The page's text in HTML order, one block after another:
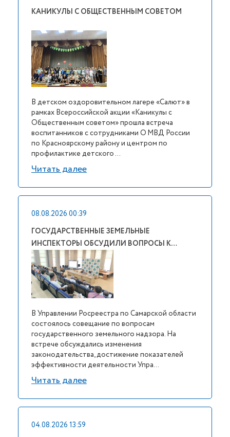
КАНИКУЛЫ С ОБЩЕСТВЕННЫМ СОВЕТОМ
В детском оздоровительном лагере «Салют» в
рамках Всероссийской акции «Каникулы с
Общественным советом» прошла встреча
воспитанников с сотрудниками О МВД России
по Красноярскому району и центром по
профилактике детского ...
Читать далее
08.08.2026 00:39
ГОСУДАРСТВЕННЫЕ ЗЕМЕЛЬНЫЕ
ИНСПЕКТОРЫ ОБСУДИЛИ ВОПРОСЫ К…
В Управлении Росреестра по Самарской области
состоялось совещание по вопросам
государственного земельного надзора. На
встрече обсуждались изменения
законодательства, достижение показателей
эффективности деятельности Упра...
Читать далее
04.08.2026 13:59